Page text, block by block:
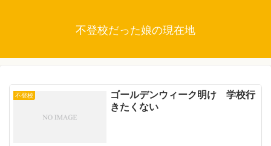
不登校だった娘の現在地
不登校
ゴールデンウィーク明け 学校行
きたくない